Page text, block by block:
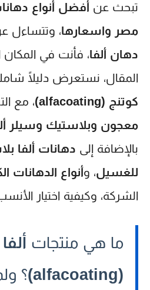
تبحث عن أفضل أنواع
مصر واسعارها، وتتساءل
دهان ألفا، فأنت في
المقال، نستعرض دليلًا
كوتنج (alfacoating)
، مع
معجون وبلاستيك وسيلر ألفا
بالإضافة إلى دهانات ألفا
للغسيل، وأنواع الدهانات
الشركة، وكيفية اختيار
ما هي منتجات
(alfacoating)
؟